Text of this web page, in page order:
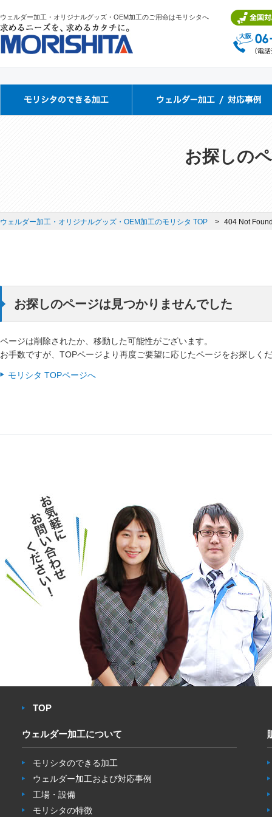
ウェルダー加工・オリジナルグッズ・OEM加工のご用命はモリシタへ
お探しの
ウェルダー加工・オリジナルグッズ・OEM加工のモリシタ TOP 404 Not
お探しのページは見つかりませんでした
ページは削除されたか、移動した可能性がございます。
お手数ですが、TOPページより再度ご要望に応じたページをお探しく
モリシタ TOPページへ
TOP
ウェルダー加工について
モリシタのできる加工
ウェルダー加工および対応事例
工場・設備
モリシタの特徴